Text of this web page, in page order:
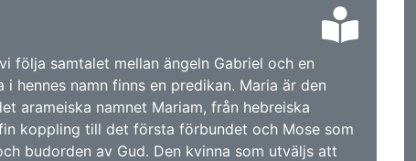
följa samtalet mellan ängeln Gabriel och en
i hennes namn finns en predikan. Maria är den
arameiska namnet Mariam, från hebreiska
koppling till det första förbundet och Mose som
budorden av Gud. Den kvinna som utväljs att